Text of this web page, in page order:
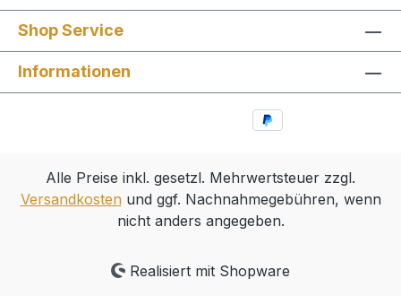
Shop Service
Informationen
Alle Preise inkl. gesetzl. Mehrwertsteuer zzgl.
Versandkostenund ggf. Nachnahmegebühren, wenn
nicht anders angegeben.
Realisiert mit Shopware